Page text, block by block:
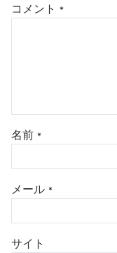
コメント *
名前 *
メール *
サイト